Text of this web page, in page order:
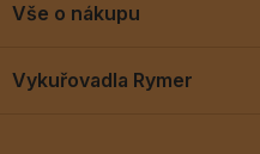
Blog
Vše o nákupu
Vykuřovadla Rymer